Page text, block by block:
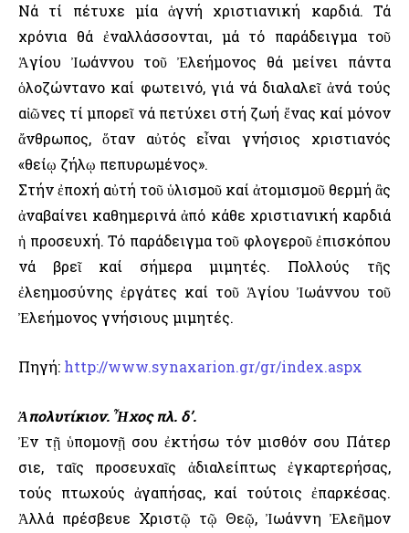
Νά τί πέτυχε μία ἁγνή χριστιανική καρδιά. Τά
χρόνια θά ἐναλλάσσονται, μά τό παράδειγμα τοῦ
Ἁγίου Ἰωάννου τοῦ Ἐλεήμονος θά μείνει πάντα
ὁλοζώντανο καί φωτεινό, γιά νά διαλαλεῖ ἀνά τούς
αἰῶνες τί μπορεῖ νά πετύχει στή ζωή ἕνας καί μόνον
ἄνθρωπος, ὅταν αὐτός εἶναι γνήσιος χριστιανός
«θείῳ ζήλῳ πεπυρωμένος».
Στήν ἐποχή αὐτή τοῦ ὑλισμοῦ καί ἀτομισμοῦ θερμή ἂς
ἀναβαίνει καθημερινά ἀπό κάθε χριστιανική καρδιά
ἡ προσευχή. Τό παράδειγμα τοῦ φλογεροῦ ἐπισκόπου
νά βρεῖ καί σήμερα μιμητές. Πολλούς τῆς
ἐλεημοσύνης ἐργάτες καί τοῦ Ἁγίου Ἰωάννου τοῦ
Ἐλεήμονος γνήσιους μιμητές.
Πηγή: http://www.synaxarion.gr/gr/index.aspx
Ἀπολυτίκιον. Ἦχος πλ. δ’.
Ἐν τῇ ὑπομονῇ σου ἐκτήσω τόν μισθόν σου Πάτερ
Ὅσιε, ταῖς προσευχαῖς ἀδιαλείπτως ἐγκαρτερήσας,
τούς πτωχούς ἀγαπήσας, καί τούτοις ἐπαρκέσας.
Ἀλλά πρέσβευε Χριστῷ τῷ Θεῷ, Ἰωάννη Ἐλεῆμον